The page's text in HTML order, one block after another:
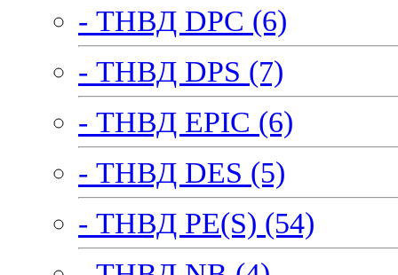
- ТНВД DPC (6)
- ТНВД DPS (7)
- ТНВД EPIC (6)
- ТНВД DES (5)
- ТНВД PE(S) (54)